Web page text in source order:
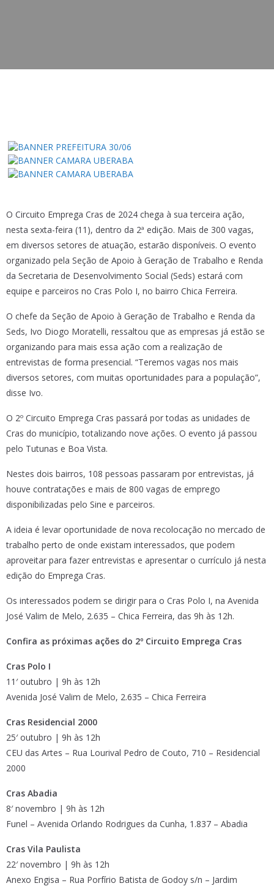
O Circuito Emprega Cras de 2024 chega à sua terceira ação,
nesta sexta-feira (11), dentro da 2ª edição. Mais de 300 vagas,
em diversos setores de atuação, estarão disponíveis. O evento
organizado pela Seção de Apoio à Geração de Trabalho e Renda
da Secretaria de Desenvolvimento Social (Seds) estará com
equipe e parceiros no Cras Polo I, no bairro Chica Ferreira.
O chefe da Seção de Apoio à Geração de Trabalho e Renda da
Seds, Ivo Diogo Moratelli, ressaltou que as empresas já estão se
organizando para mais essa ação com a realização de
entrevistas de forma presencial. “Teremos vagas nos mais
diversos setores, com muitas oportunidades para a população”,
disse Ivo.
O 2º Circuito Emprega Cras passará por todas as unidades de
Cras do município, totalizando nove ações. O evento já passou
pelo Tutunas e Boa Vista.
Nestes dois bairros, 108 pessoas passaram por entrevistas, já
houve contratações e mais de 800 vagas de emprego
disponibilizadas pelo Sine e parceiros.
A ideia é levar oportunidade de nova recolocação no mercado de
trabalho perto de onde existam interessados, que podem
aproveitar para fazer entrevistas e apresentar o currículo já nesta
edição do Emprega Cras.
Os interessados podem se dirigir para o Cras Polo I, na Avenida
José Valim de Melo, 2.635 – Chica Ferreira, das 9h às 12h.
Confira as próximas ações do 2º Circuito Emprega Cras
Cras Polo I
11′ outubro | 9h às 12h
Avenida José Valim de Melo, 2.635 – Chica Ferreira
Cras Residencial 2000
25′ outubro | 9h às 12h
CEU das Artes – Rua Lourival Pedro de Couto, 710 – Residencial
2000
Cras Abadia
8′ novembro | 9h às 12h
Funel – Avenida Orlando Rodrigues da Cunha, 1.837 – Abadia
Cras Vila Paulista
22′ novembro | 9h às 12h
Anexo Engisa – Rua Porfírio Batista de Godoy s/n – Jardim